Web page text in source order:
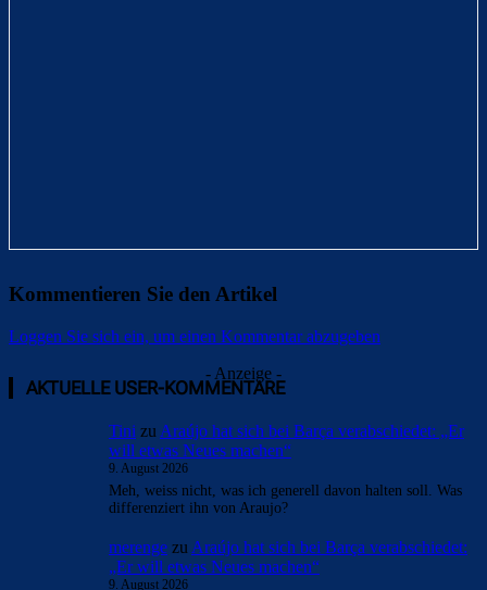
Kommentieren Sie den Artikel
Loggen Sie sich ein, um einen Kommentar abzugeben